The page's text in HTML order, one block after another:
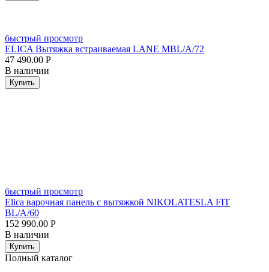
быстрый просмотр
ELICA Вытяжка встраиваемая LANE MBL/A/72
47 490.00 Р
В наличии
Купить
быстрый просмотр
Elica варочная панель с вытяжкой NIKOLATESLA FIT
BL/A/60
152 990.00 Р
В наличии
Купить
Полный каталог